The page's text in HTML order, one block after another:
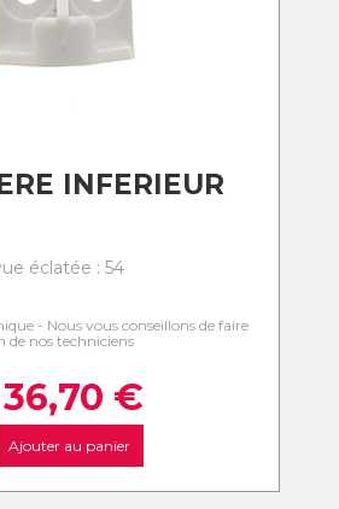
INFERIEUR
éclatée : 54
- Nous vous conseillons de faire
de nos techniciens
36,70 €
Ajouter au panier